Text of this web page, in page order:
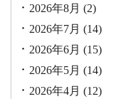
2026年8月 (2)
2026年7月 (14)
2026年6月 (15)
2026年5月 (14)
2026年4月 (12)